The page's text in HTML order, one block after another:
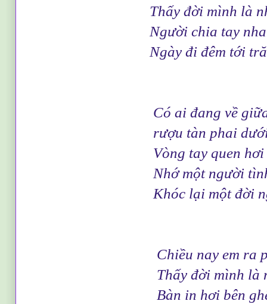
Thấy đời mình là những
Người chia tay nhau
Ngày đi đêm tới trăm
Có ai đang về giữa
rượu tàn phai dưới
Vòng tay quen hơi
Nhớ một người tình
Khóc lại một đời người
Chiều nay em ra
Thấy đời mình là những
Bàn in hơi bên ghế